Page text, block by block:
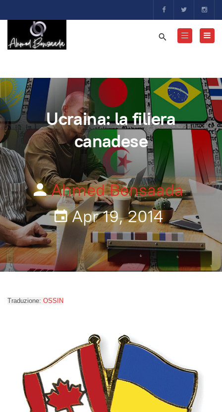
Ucraina: la filiera
canadese
Ahmed Bensaada
Apr 19, 2014
Traduzione: OSSIN